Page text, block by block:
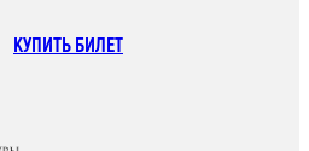
КУПИТЬ БИЛЕТ